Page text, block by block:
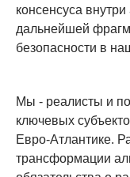
консенсуса
дальнейшей
безопасности в
Мы - реалисты и
ключевых
Евро-Атлантике.
трансформации